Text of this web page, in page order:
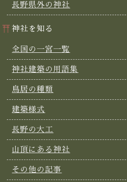
長野県外の神社
神社を知る
全国の一宮一覧
神社建築の用語集
鳥居の種類
建築様式
長野の大工
山頂にある神社
その他の記事